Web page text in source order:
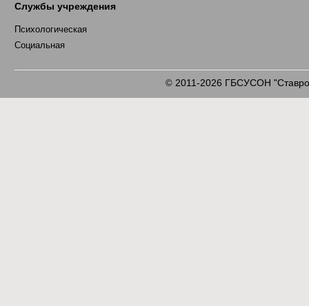
Службы учреждения
Психологическая
Социальная
©2011-2026 ГБСУСОН